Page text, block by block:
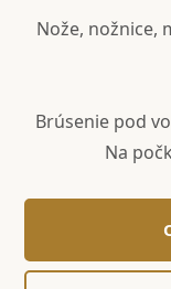
Nože, nožnice,
Brúsenie pod
Na